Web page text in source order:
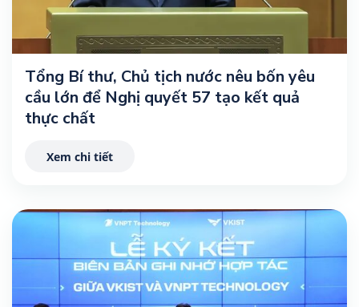
Tổng Bí thư, Chủ tịch nước nêu bốn yêu
cầu lớn để Nghị quyết 57 tạo kết quả
thực chất
Xem chi tiết